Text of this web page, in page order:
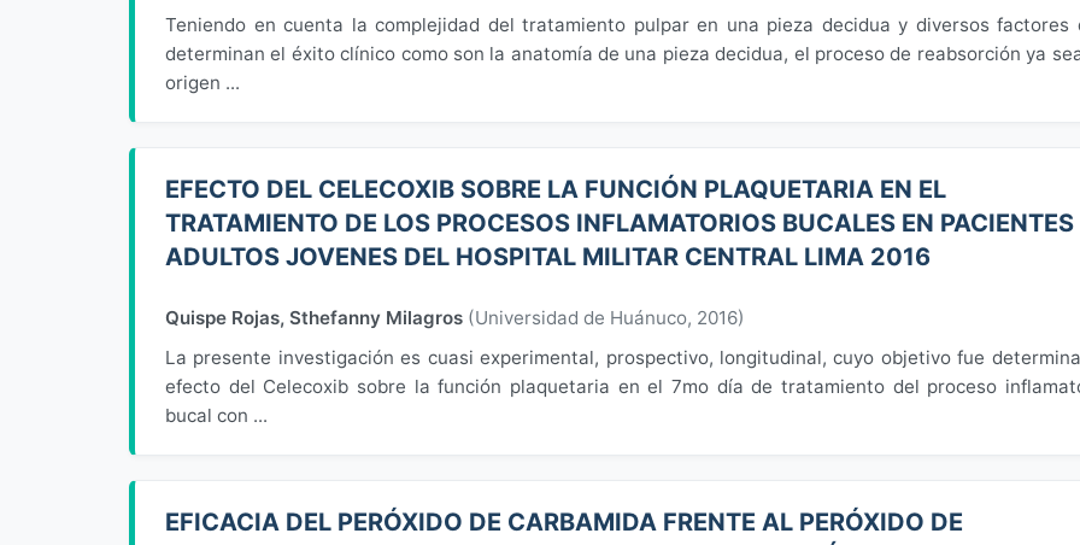
Teniendo en cuenta la complejidad del tratamiento pulpar en una pieza decidua y diversos factores
determinan el éxito clínico como son la anatomía de una pieza decidua, el proceso de reabsorción ya
origen ...
EFECTO DEL CELECOXIB SOBRE LA FUNCIÓN PLAQUETARIA EN EL
TRATAMIENTO DE LOS PROCESOS INFLAMATORIOS BUCALES EN PACIENTES
ADULTOS JOVENES DEL HOSPITAL MILITAR CENTRAL LIMA 2016
Quispe Rojas, Sthefanny Milagros (Universidad de Huánuco, 2016)
La presente investigación es cuasi experimental, prospectivo, longitudinal, cuyo objetivo fue
efecto del Celecoxib sobre la función plaquetaria en el 7mo día de tratamiento del proceso
bucal con ...
EFICACIA DEL PERÓXIDO DE CARBAMIDA FRENTE AL PERÓXIDO DE